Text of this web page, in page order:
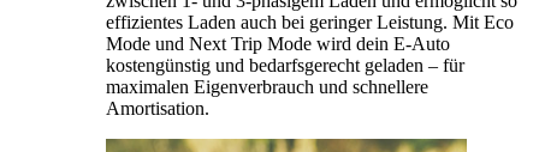
effizientes Laden auch bei geringer Leistung. Mit Eco
Mode und Next Trip Mode wird dein E-Auto
kostengünstig und bedarfsgerecht geladen – für
maximalen Eigenverbrauch und schnellere
Amortisation.